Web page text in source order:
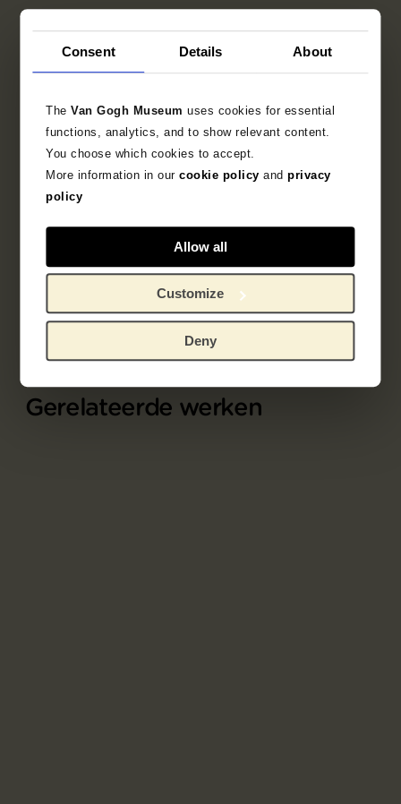
Consent Details About
TheVan Gogh Museumuses cookies for essential
functions, analytics, and to show relevant content.
You choose which cookies to accept.
More information in ourcookie policy andprivacy
policy
Allow all
Customize
Deny
Onderdeel van
Prentenalbum L'Estampe originale
Gerelateerde werken